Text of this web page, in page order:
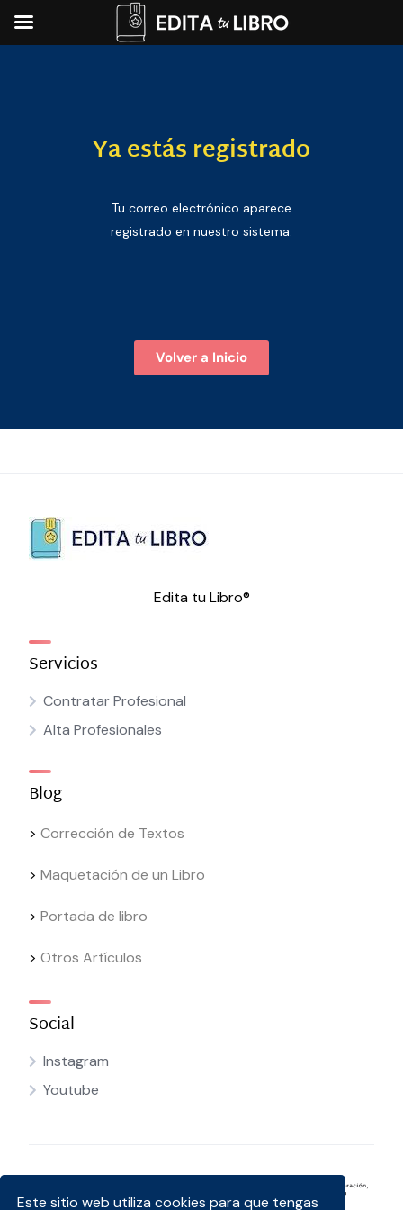
Ya estás registrado
Tu correo electrónico aparece
registrado en nuestro sistema.
Volver a Inicio
Edita tu Libro®
Servicios
Contratar Profesional
Alta Profesionales
Blog
> Corrección de Textos
> Maquetación de un Libro
> Portada de libro
> Otros Artículos
Social
Instagram
Youtube
Este sitio web utiliza cookies para que tengas